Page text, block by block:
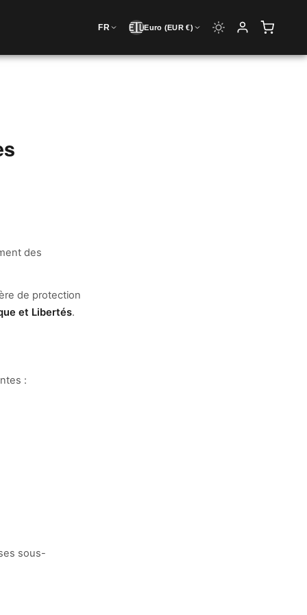
FR 🇪🇺Euro (EUR €)
des
de protection
et Libertés.
:
sous-